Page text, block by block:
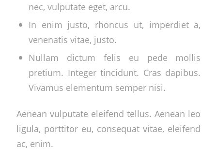
nec, vulputate eget, arcu.
In enim justo, rhoncus ut, imperdiet a,
venenatis vitae, justo.
Nullam dictum felis eu pede mollis
pretium. Integer tincidunt. Cras dapibus.
Vivamus elementum semper nisi.
Aenean vulputate eleifend tellus. Aenean leo
ligula, porttitor eu, consequat vitae, eleifend
ac, enim.